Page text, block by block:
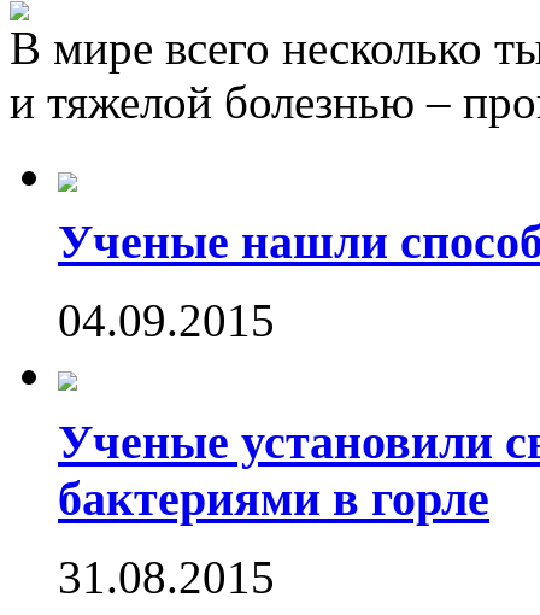
В мире всего несколько
и тяжелой болезнью –
Ученые нашли
04.09.2015
Ученые установили
бактериями в горле
31.08.2015